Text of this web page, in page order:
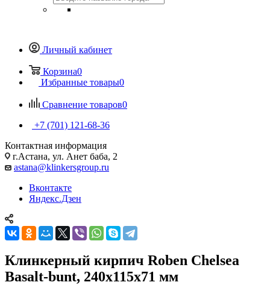
Личный кабинет
Корзина0
Избранные товары0
Сравнение товаров0
+7 (701) 121-68-36
Контактная информация
г.Астана, ул. Анет баба, 2
astana@klinkersgroup.ru
Вконтакте
Яндекс.Дзен
Клинкерный кирпич Roben Chelsea
Basalt-bunt, 240х115х71 мм